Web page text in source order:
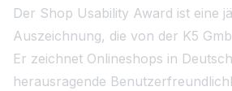
Der Shop Usability Award ist eine
Auszeichnung, die von der K5
Er zeichnet Onlineshops in
herausragende